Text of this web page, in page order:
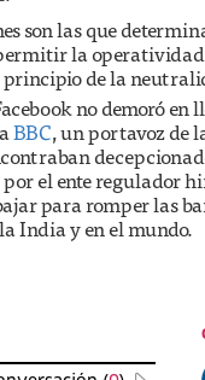
son las que
la operatividad
principio de la
no demoró en
BBC, un portavoz de
el ente regulador
para romper las
India y en el mundo.